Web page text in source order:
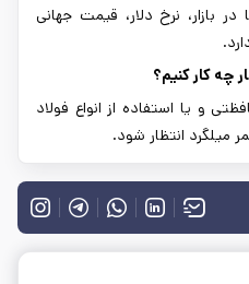
در بازار، نرخ دلار، قیمت جهانی
و یا استفاده از انواع فولاد
میلگرد انتظار شود.